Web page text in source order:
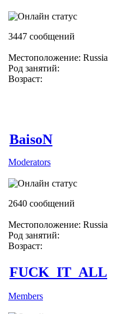
3447 сообщений
Местоположение: Russia
Род занятий:
Возраст:
BaisoN
Moderators
2640 сообщений
Местоположение: Russia
Род занятий:
Возраст:
FUCK_IT_ALL
Members